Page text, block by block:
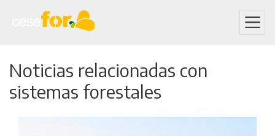
to
main
content
Noticias relacionadas con
sistemas forestales